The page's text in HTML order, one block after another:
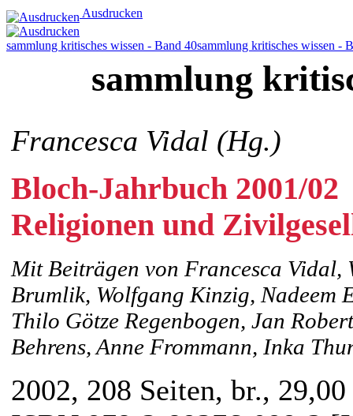
Ausdrucken
sammlung kritisches wissen - Band 40sammlung kritisches wissen -
sammlung
Francesca Vidal (Hg.)
Bloch-Jahrbuch 2001/02
Religionen und
Mit Beiträgen von Francesca Vidal,
Brumlik, Wolfgang Kinzig, Nadeem
Thilo Götze Regenbogen, Jan
Behrens, Anne Frommann, Inka
2002, 208 Seiten, br., 29,00